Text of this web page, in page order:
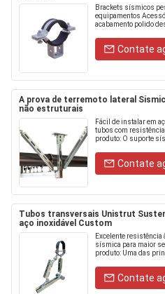
Brackets sísmicos
equipamentos
acabamento polido
Contate
A prova de terremoto lateral
não estruturais
Fácil de instalar em
tubos com
produto: O suporte
Contate
Tubos transversais Unistrut
aço inoxidável Custom
Excelente resistência
sísmica para maior
produto: Uma das
Contate